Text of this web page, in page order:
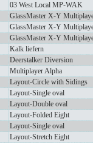
03 West Local MP-WAK
GlassMaster X-Y
GlassMaster X-Y
GlassMaster X-Y
Kalk liefern
Deerstalker Diversion
Multiplayer Alpha
Layout-Circle with Sidings
Layout-Single oval
Layout-Double oval
Layout-Folded Eight
Layout-Single oval
Layout-Stretch Eight